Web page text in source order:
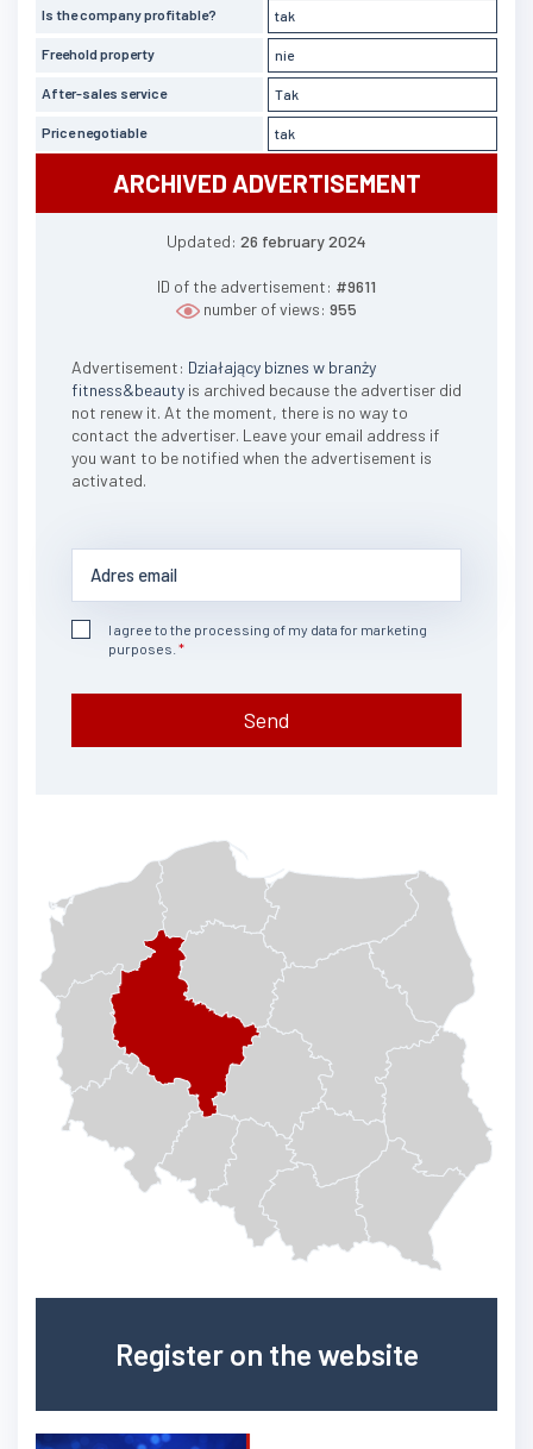
Is the company profitable? tak
Freehold property nie
After-sales service Tak
Price negotiable tak
ARCHIVED ADVERTISEMENT
Updated: 26 february 2024
ID of the advertisement: #9611
number of views: 955
Advertisement: Działający biznes w branży
fitness&beauty is archived because the advertiser did
not renew it. At the moment, there is no way to
contact the advertiser. Leave your email address if
you want to be notified when the advertisement is
activated.
I agree to the processing of my data for marketing
purposes.
Send
Register on the website